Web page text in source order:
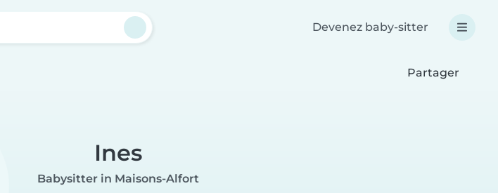
Devenez baby-sitter
Partager
Ines
Babysitter in Maisons-Alfort